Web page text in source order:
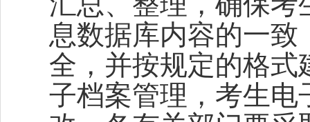
息数据库内容的一
全，并按规定的格
子档案管理，考生电